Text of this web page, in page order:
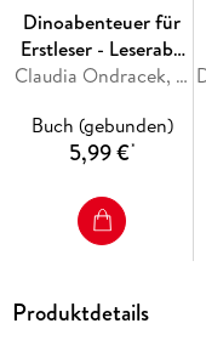
Dinoabenteuer für
Erstleser - Leserabe
1. Klasse -
Kinder ab 6 Jahren
Claudia Ondracek, Martin Klein
Buch (gebunden)
5,99 €*
Produktdetails